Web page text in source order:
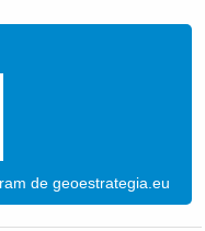
de geoestrategia.eu